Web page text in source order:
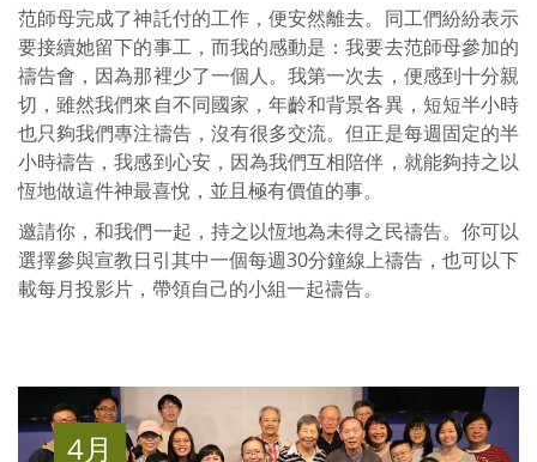
范師母完成了神託付的工作，便安然離去。同工們紛紛表示
要接續她留下的事工，而我的感動是：我要去范師母參加的
禱告會，因為那裡少了一個人。我第一次去，便感到十分親
切，雖然我們來自不同國家，年齡和背景各異，短短半小時
也只夠我們專注禱告，沒有很多交流。但正是每週固定的半
小時禱告，我感到心安，因為我們互相陪伴，就能夠持之以
恆地做這件神最喜悅，並且極有價值的事。
邀請你，和我們一起，持之以恆地為未得之民禱告。你可以
選擇參與宣教日引其中一個每週30分鐘線上禱告，也可以下
載每月投影片，帶領自己的小組一起禱告。
4月